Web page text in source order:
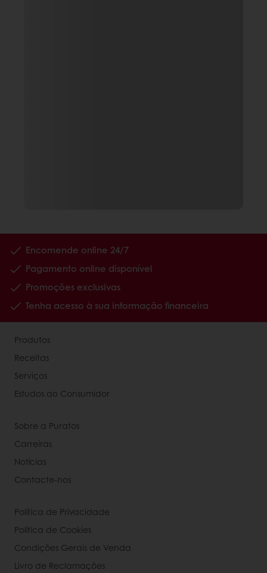
Encomende online 24/7
Pagamento online disponível
Promoções exclusivas
Tenha acesso à sua informação financeira
Produtos
Receitas
Serviços
Estudos ao Consumidor
Sobre a Puratos
Carreiras
Notícias
Contacte-nos
Política de Privacidade
Política de Cookies
Condições Gerais de Venda
Livro de Reclamações